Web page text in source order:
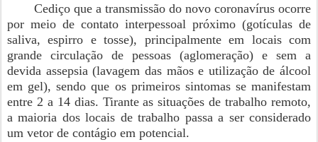
Cediço que a transmissão do novo coronavírus ocorre
por meio de contato interpessoal próximo (gotículas de
saliva, espirro e tosse), principalmente em locais com
grande circulação de pessoas (aglomeração) e sem a
devida assepsia (lavagem das mãos e utilização de álcool
em gel), sendo que os primeiros sintomas se manifestam
entre 2 a 14 dias. Tirante as situações de trabalho remoto,
a maioria dos locais de trabalho passa a ser considerado
um vetor de contágio em potencial.